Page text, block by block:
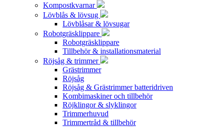
Kompostkvarnar
Lövblås & lövsug
Lövblåsar & lövsugar
Robotgräsklippare
Robotgräsklippare
Tillbehör & installationsmaterial
Röjsåg & trimmer
Grästrimmer
Röjsåg
Röjsåg & Grästrimmer batteridriven
Kombimaskiner och tillbehör
Röjklingor & slyklingor
Trimmerhuvud
Trimmertråd & tillbehör